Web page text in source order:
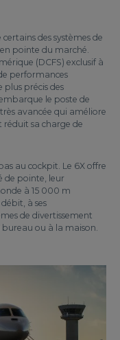
des systèmes de
pointe du marché.
(DCFS) exclusif à
performances
précis des
le poste de
avancée qui améliore
sa charge de
au cockpit. Le 6X offre
de pointe, leur
à 15 000 m
à ses
de divertissement
bureau ou à la maison.